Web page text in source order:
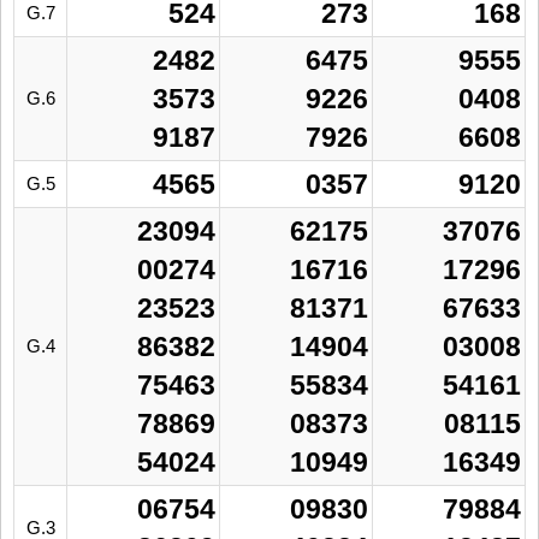
G.7 524 273 168
G.6
2482
3573
9187
6475
9226
7926
9555
0408
6608
G.5 4565 0357 9120
G.4
23094
00274
23523
86382
75463
78869
54024
62175
16716
81371
14904
55834
08373
10949
37076
17296
67633
03008
54161
08115
16349
G.3
06754
09830
79884